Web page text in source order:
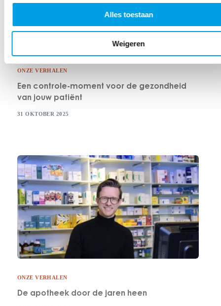
Alles toestaan
Weigeren
ONZE VERHALEN
Een controle-moment voor de gezondheid
van jouw patiënt
31 OKTOBER 2025
ONZE VERHALEN
De apotheek door de jaren heen